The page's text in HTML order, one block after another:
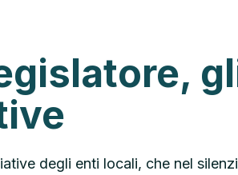
degli enti locali, che nel